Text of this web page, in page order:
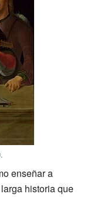
enseñar a
historia que